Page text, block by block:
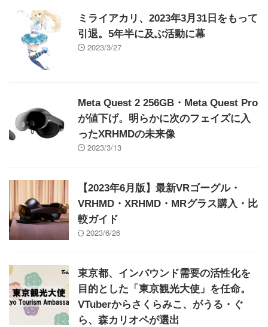
ミライアカリ、2023年3月31日をもって
引退。5年半に及ぶ活動に幕
2023/3/27
Meta Quest 2 256GB・Meta Quest Pro
が値下げ。明らかに次のフェイズに入
ったXRHMDの未来像
2023/3/13
【2023年6月版】最新VRゴーグル・
VRHMD・XRHMD・MRグラス購入・比
較ガイド
2023/6/26
東京都、インバウンド需要の活性化を
目的とした「東京観光大使」を任命。
VTuberからさくらみこ、がうる・ぐ
ら、森カリオペが選出